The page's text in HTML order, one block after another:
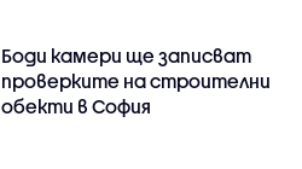
Боди камери ще записват
проверките на строителни
обекти в София